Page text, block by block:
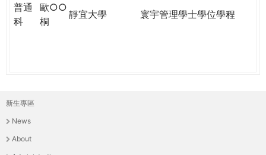
普通
科
歐○○
桐
靜宜大學 寰宇管理學士學位學程
主
選
新生專區
News
About